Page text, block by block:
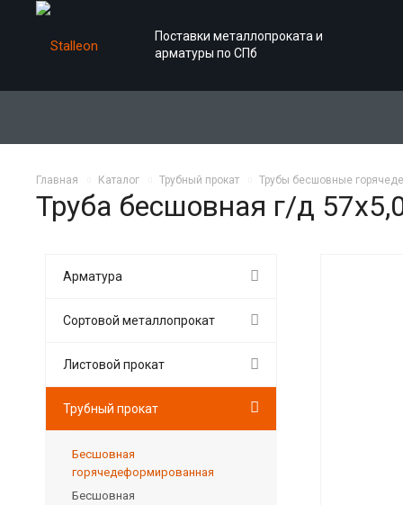
Поставки металлопроката и
арматуры по СПб
Главная Каталог Трубный прокат Трубы бесшовные
Труба бесшовная г/д
Арматура
Сортовой металлопрокат
Листовой прокат
Трубный прокат
Бесшовная
горячедеформированная
Бесшовная